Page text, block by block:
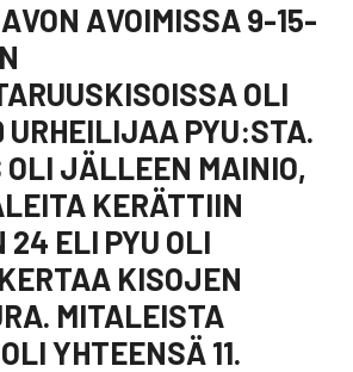
AVOIMISSA 9-15-
OLI
URHEILIJAA PYU:STA.
OLI JÄLLEEN MAINIO,
KERÄTTIIN
ELI PYU OLI
KISOJEN
MITALEISTA
YHTEENSÄ 11.